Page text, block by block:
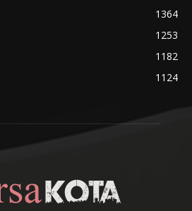
1364
1253
1182
1124